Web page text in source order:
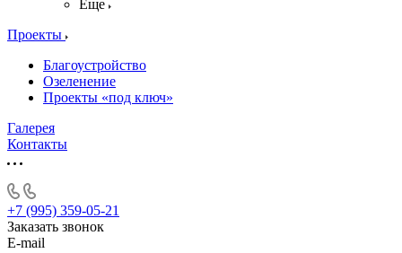
Еще
Проекты
Благоустройство
Озеленение
Проекты «под ключ»
Галерея
Контакты
+7 (995) 359-05-21
Заказать звонок
E-mail